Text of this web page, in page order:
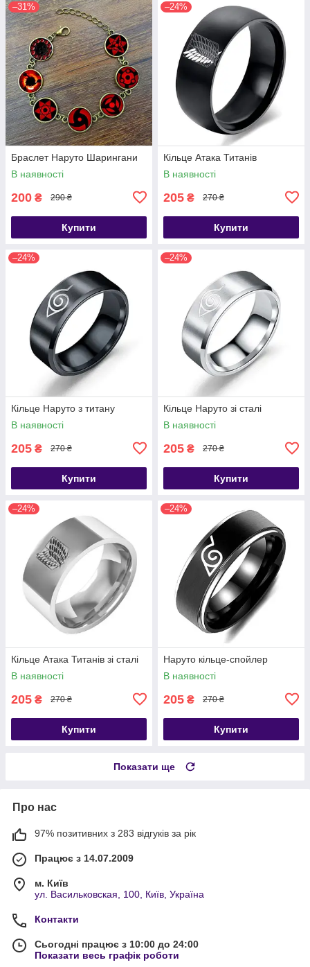
–31%
Браслет Наруто Шарингани
В наявності
200 ₴ 290 ₴
Купити
–24%
Кільце Атака Титанів
В наявності
205 ₴ 270 ₴
Купити
–24%
Кільце Наруто з титану
В наявності
205 ₴ 270 ₴
Купити
–24%
Кільце Наруто зі сталі
В наявності
205 ₴ 270 ₴
Купити
–24%
Кільце Атака Титанів зі сталі
В наявності
205 ₴ 270 ₴
Купити
–24%
Наруто кільце-спойлер
В наявності
205 ₴ 270 ₴
Купити
Показати ще
Про нас
97% позитивних з 283 відгуків за рік
Працює з 14.07.2009
м. Київ
ул. Васильковская, 100, Київ, Україна
Контакти
Сьогодні працює з 10:00 до 24:00
Показати весь графік роботи